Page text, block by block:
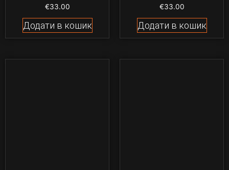
€33.00
Додати в кошик
€33.00
Додати в кошик